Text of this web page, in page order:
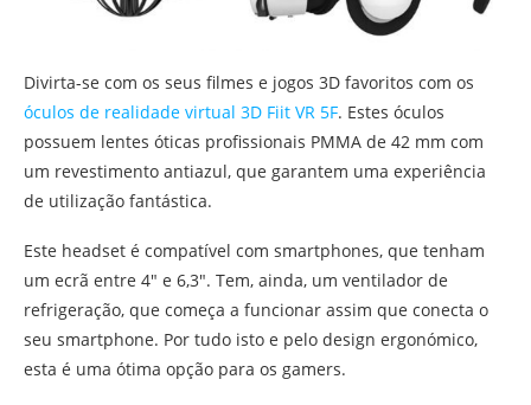
Divirta-se com os seus filmes e jogos 3D favoritos com os
óculos de realidade virtual 3D Fiit VR 5F. Estes óculos
possuem lentes óticas profissionais PMMA de 42 mm com
um revestimento antiazul, que garantem uma experiência
de utilização fantástica.
Este headset é compatível com smartphones, que tenham
um ecrã entre 4″ e 6,3″. Tem, ainda, um ventilador de
refrigeração, que começa a funcionar assim que conecta o
seu smartphone. Por tudo isto e pelo design ergonómico,
esta é uma ótima opção para os gamers.